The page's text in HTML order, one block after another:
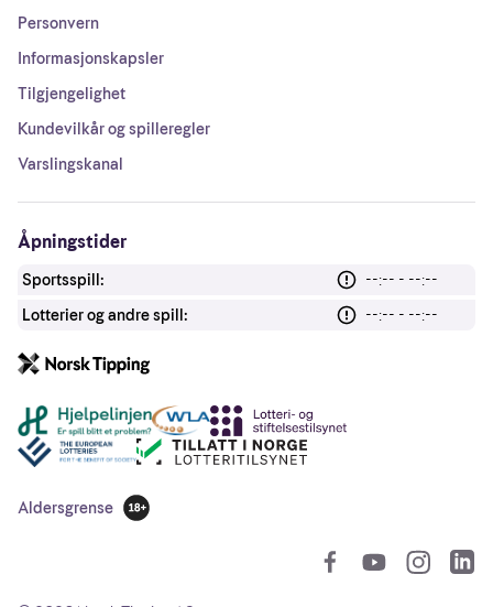
Personvern
Informasjonskapsler
Tilgjengelighet
Kundevilkår og spilleregler
Varslingskanal
Åpningstider
Sportsspill:
--:-- - --:--
Lotterier og andre spill:
--:-- - --:--
Andre lenker
Aldersgrense
18 år